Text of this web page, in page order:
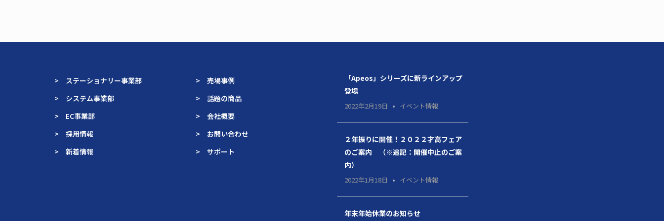
> ステーショナリー事業部
> システム事業部
> EC事業部
> 採用情報
> 新着情報
> 売場事例
> 話題の商品
> 会社概要
> お問い合わせ
> サポート
「Apeos」シリーズに新ラインアップ
登場
2022年2月19日 イベント情報
２年振りに開催！２０２２才高フェア
のご案内 （※追記：開催中止のご案
内）
2022年1月18日 イベント情報
年末年始休業のお知らせ